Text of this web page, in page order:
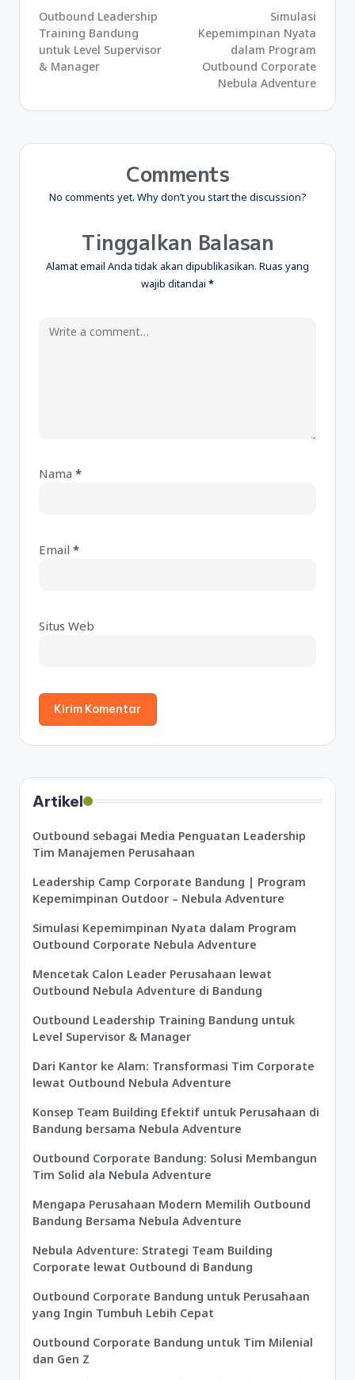
Outbound Leadership
Training Bandung
untuk Level Supervisor
& Manager
Simulasi
Kepemimpinan Nyata
dalam Program
Outbound Corporate
Nebula Adventure
Comments
No comments yet. Why don’t you start the discussion?
Tinggalkan Balasan
Alamat email Anda tidak akan dipublikasikan. Ruas yang
wajib ditandai *
Nama *
Email *
Situs Web
r
v
Artikel
Outbound sebagai Media Penguatan Leadership
Tim Manajemen Perusahaan
Leadership Camp Corporate Bandung | Program
Kepemimpinan Outdoor – Nebula Adventure
Simulasi Kepemimpinan Nyata dalam Program
Outbound Corporate Nebula Adventure
Mencetak Calon Leader Perusahaan lewat
Outbound Nebula Adventure di Bandung
Outbound Leadership Training Bandung untuk
Level Supervisor & Manager
Dari Kantor ke Alam: Transformasi Tim Corporate
lewat Outbound Nebula Adventure
Konsep Team Building Efektif untuk Perusahaan di
Bandung bersama Nebula Adventure
Outbound Corporate Bandung: Solusi Membangun
Tim Solid ala Nebula Adventure
Mengapa Perusahaan Modern Memilih Outbound
Bandung Bersama Nebula Adventure
Nebula Adventure: Strategi Team Building
Corporate lewat Outbound di Bandung
Outbound Corporate Bandung untuk Perusahaan
yang Ingin Tumbuh Lebih Cepat
Outbound Corporate Bandung untuk Tim Milenial
dan Gen Z